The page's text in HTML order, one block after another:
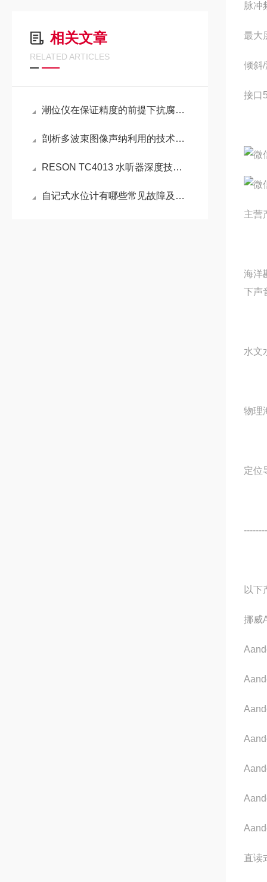
相关文章
RELATED ARTICLES
潮位仪在保证精度的前提下抗腐蚀性更强
剖析多波束图像声纳利用的技术和处理能力
RESON TC4013 水听器深度技术解析
自记式水位计有哪些常见故障及解决方法呢？
脉冲
最大
倾斜/
接口
主营
海洋
下声
水文
物理
定位
以下
挪威
直读